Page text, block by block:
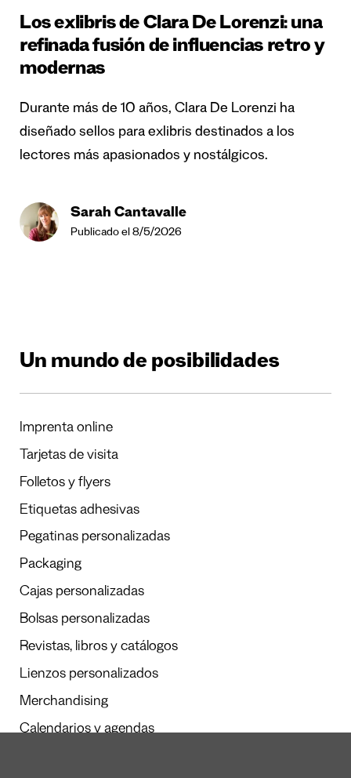
Los exlibris de Clara De Lorenzi: una
refinada fusión de influencias retro y
modernas
Durante más de 10 años, Clara De Lorenzi ha
diseñado sellos para exlibris destinados a los
lectores más apasionados y nostálgicos.
Sarah Cantavalle
Publicado el 8/5/2026
Un mundo de posibilidades
Imprenta online
Tarjetas de visita
Folletos y flyers
Etiquetas adhesivas
Pegatinas personalizadas
Packaging
Cajas personalizadas
Bolsas personalizadas
Revistas, libros y catálogos
Lienzos personalizados
Merchandising
Calendarios y agendas